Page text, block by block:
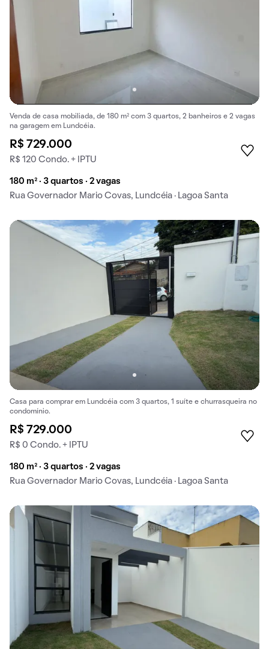
Venda de casa mobiliada, de 180 m² com 3 quartos, 2 banheiros e 2 vagas
na garagem em Lundcéia.
R$ 729.000
R$ 120 Condo. + IPTU
180 m² · 3 quartos · 2 vagas
Rua Governador Mario Covas, Lundcéia · Lagoa Santa
Casa para comprar em Lundcéia com 3 quartos, 1 suíte e churrasqueira no
condomínio.
R$ 729.000
R$ 0 Condo. + IPTU
180 m² · 3 quartos · 2 vagas
Rua Governador Mario Covas, Lundcéia · Lagoa Santa